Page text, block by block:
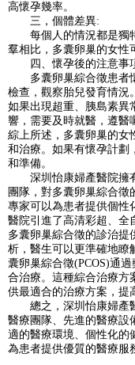
高懷孕幾率。
三，個體差異:
每個人的情況都是獨特
羣相比，多囊卵巢的女性
四、懷孕後的注意事
多囊卵巢綜合徵患者懷
檢查，觀察胎兒發育情況。
如果出現超重、胰島素異
響，需要及時就醫，遵醫
綜上所述，多囊卵巢的女
和治療。如果有懷孕計劃
和準備。
深圳怡康婦產醫院擁有
團隊，對多囊卵巢綜合
專家可以為患者提供個性
醫院引進了高清彩超、全
多囊卵巢綜合徵的診治提
析，醫生可以更準確地瞭
囊卵巢綜合徵(PCOS)通
合治療。這種綜合治療方
供最適合的治療方案，提
總之，深圳怡康婦產醫
醫療團隊、先進的醫療設
適的醫療環境、個性化的
為患者提供優質的醫療服